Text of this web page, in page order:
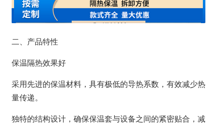
二、产品特性
保温隔热效果好
采用先进的保温材料，具有极低的导热系数，有效减少热
量传递。
独特的结构设计，确保保温套与设备之间的紧密贴合，减